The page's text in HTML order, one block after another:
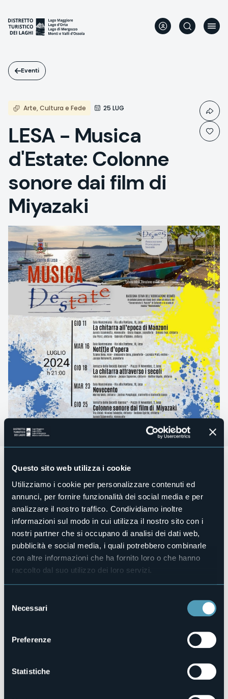
Questo sito web utilizza i cookie
Utilizziamo i cookie per personalizzare contenuti ed
annunci, per fornire funzionalità dei social media e per
analizzare il nostro traffico. Condividiamo inoltre
informazioni sul modo in cui utilizza il nostro sito con i
nostri partner che si occupano di analisi dei dati web,
pubblicità e social media, i quali potrebbero combinarle
con altre informazioni che ha fornito loro o che hanno
raccolto dal suo utilizzo dei loro servizi.
delNecessari
Preferenze
Statistiche
contenuto
principale
Eventi
Arte, Cultura e Fede 25 LUG
LESA - Musica
d'Estate: Colonne
sonore dai film di
Miyazaki
Giovedì 25 luglio alla ore 21:00 si terrà Musica d'estate
conColonne sonore dai film di Miyazaki
Nicolas Falabella, chitarra - Doriana Spirito, chitarra - Aurora
Sclammetta, violoncello.
Ingresso a offerta libera.
In caso di brutto tempo, i concerti organizzati sulla Terrazza
della Società Operaia, si terranno all'interno.
Organizzatore
Coro Desmos
Luogo dell'evento
Terrazza della Società Operaia
Sito web
Piazza IV Novembre, 2
28040 - Lesa (NO)